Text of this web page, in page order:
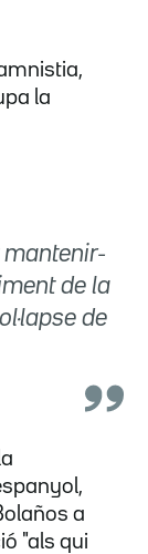
la
mantenir-
de la
de
a
"als qui